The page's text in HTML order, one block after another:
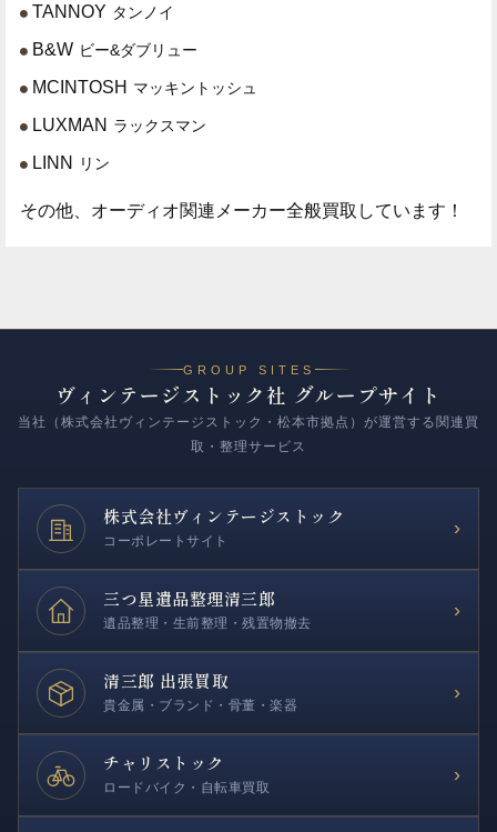
TANNOY タンノイ
B&W ビー&ダブリュー
MCINTOSH マッキントッシュ
LUXMAN ラックスマン
LINN リン
その他、オーディオ関連メーカー全般買取しています！
GROUP SITES
ヴィンテージストック社 グループサイト
当社（株式会社ヴィンテージストック・松本市拠点）が運営する関連買
取・整理サービス
株式会社ヴィンテージストック
コーポレートサイト
›
三つ星遺品整理清三郎
遺品整理・生前整理・残置物撤去
›
清三郎 出張買取
貴金属・ブランド・骨董・楽器
›
チャリストック
ロードバイク・自転車買取
›